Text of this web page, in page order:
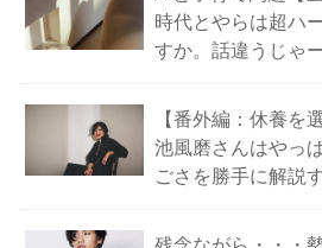
時代とやらは超ハ
すか。話違うじゃ
【番外編：休養を
池風磨さんはやっ
ごさを勝手に解説